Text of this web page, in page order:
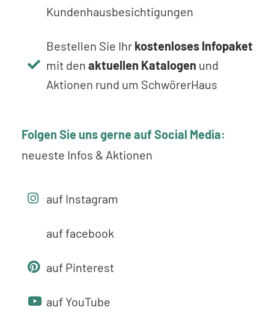
Kundenhausbesichtigungen
Bestellen Sie Ihr kostenloses Infopaket
mit denaktuellen Katalogen und
Aktionen rund um SchwörerHaus
Folgen Sie uns gerne auf Social Media:
neueste Infos & Aktionen
auf Instagram
auf facebook
auf Pinterest
auf YouTube